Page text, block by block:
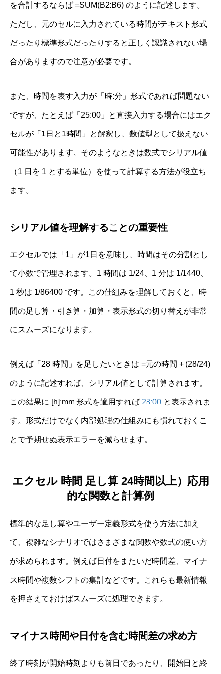
を合計するならば =SUM(B2:B6) のように記述します。
ただし、元のセルに入力されている時間がテキスト形式
だったり標準形式だったりすると正しく認識されない場
合がありますので注意が必要です。
また、時間を表す入力が「時:分」形式であれば問題ない
ですが、たとえば「25:00」と直接入力する場合にはエク
セルが「1日と1時間」と解釈し、数値型として扱えない
可能性があります。そのようなときは数式でシリアル値
（1 日を 1 とする単位）を使って計算する方法が役立ち
ます。
シリアル値を理解することの重要性
エクセルでは「1」が1日を意味し、時間はその分割とし
て小数で管理されます。1 時間は 1/24、1 分は 1/1440、
1 秒は 1/86400 です。この仕組みを理解しておくと、時
間の足し算・引き算・加算・表示形式の切り替えが非常
にスムーズになります。
例えば「28 時間」を足したいときは =元の時間 + (28/24)
のように記述すれば、シリアル値として計算されます。
この結果に [h]:mm 形式を適用すれば 28:00 と表示されま
す。形式だけでなく内部処理の仕組みにも慣れておくこ
とで予期せぬ表示エラーを減らせます。
エクセル 時間 足し算 24時間以上）応用
的な関数と計算例
標準的な足し算やユーザー定義形式を使う方法に加え
て、複雑なシナリオではさまざまな関数や数式の使い方
が求められます。例えば日付をまたいだ時間差、マイナ
ス時間や複数シフトの集計などです。これらも最新情報
を押さえておけばスムーズに処理できます。
マイナス時間や日付を含む時間差の求め方
終了時刻が開始時刻よりも前日であったり、開始日と終